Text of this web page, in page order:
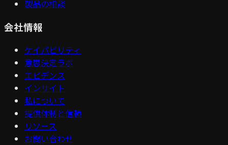
製品の相談
会社情報
ケイパビリティ
意思決定ラボ
エビデンス
インサイト
私について
提供体制と信頼
リソース
お問い合わせ